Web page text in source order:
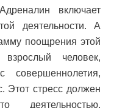
включает
деятельности. А
поощрения этой
человек,
совершеннолетия,
Этот стресс должен
деятельностью,